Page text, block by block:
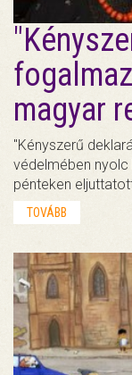
magyar
"Kényszerű
védelmében nyolc
pénteken
TOVÁBB